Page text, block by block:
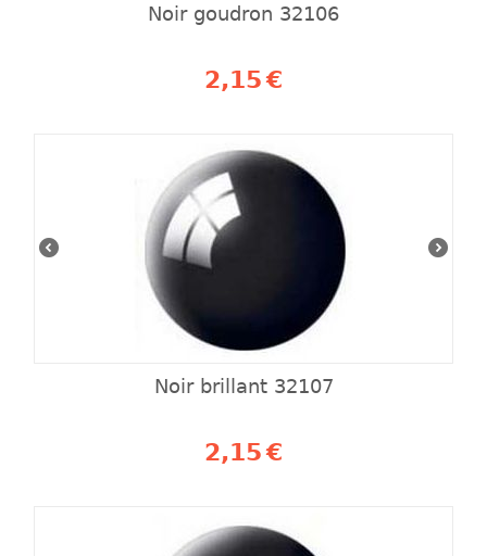
Noir goudron 32106
2,15 €
Noir brillant 32107
2,15 €